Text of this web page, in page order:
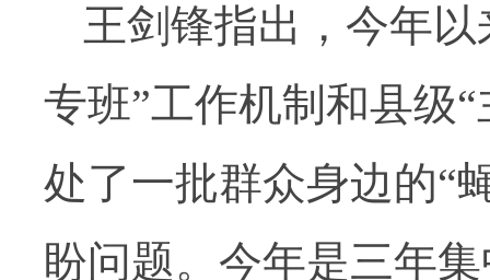
王剑锋指出，今年
专班”工作机制和县级
处了一批群众身边的“
盼问题。今年是三年